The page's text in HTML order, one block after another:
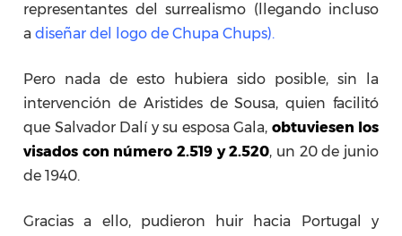
representantes del surrealismo (llegando incluso
a diseñar del logo de Chupa Chups).
Pero nada de esto hubiera sido posible, sin la
intervención de Aristides de Sousa, quien facilitó
que Salvador Dalí y su esposa Gala, obtuviesen los
visados con número 2.519 y 2.520, un 20 de junio
de 1940.
Gracias a ello, pudieron huir hacia Portugal y